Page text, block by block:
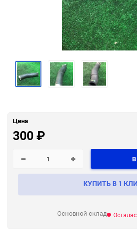
Цена
300₽
КУПИТЬ В 1
Основной склад